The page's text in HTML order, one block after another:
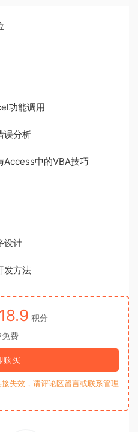
功能调用
误分析
中的VBA技巧
设计
发方法
18.9 积分
免费
购买
失效，请评论区留言或联系管理